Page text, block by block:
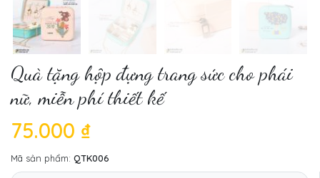
Quà tặng hộp đựng trang sức cho phái
nữ, miễn phí thiết kế
75.000 ₫
Mã sản phẩm: QTK006